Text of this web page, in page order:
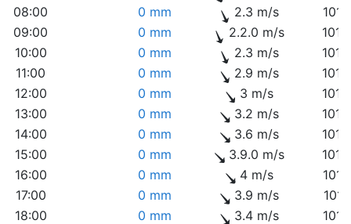
08:00
0 mm 2.3 m/s
09:00
0 mm 2.2.0 m/s
10:00
0 mm 2.3 m/s
11:00
0 mm 2.9 m/s
12:00
0 mm 3 m/s
13:00
0 mm 3.2 m/s
14:00
0 mm 3.6 m/s
15:00
0 mm 3.9.0 m/s
16:00
0 mm 4 m/s
17:00
0 mm 3.9 m/s
18:00
0 mm 3.4 m/s